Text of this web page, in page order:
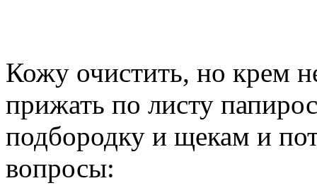
Кожу очистить, но крем
прижать по листу
подбородку и щекам и
вопросы: